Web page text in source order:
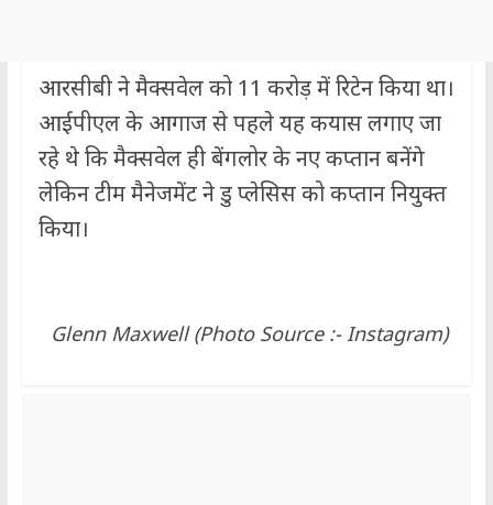
आरसीबी ने मैक्सवेल को 11 करोड़ में रिटेन किया था।
आईपीएल के आगाज से पहले यह कयास लगाए जा
रहे थे कि मैक्सवेल ही बेंगलोर के नए कप्तान बनेंगे
लेकिन टीम मैनेजमेंट ने डु प्लेसिस को कप्तान नियुक्त
किया।
Glenn Maxwell (Photo Source :- Instagram)